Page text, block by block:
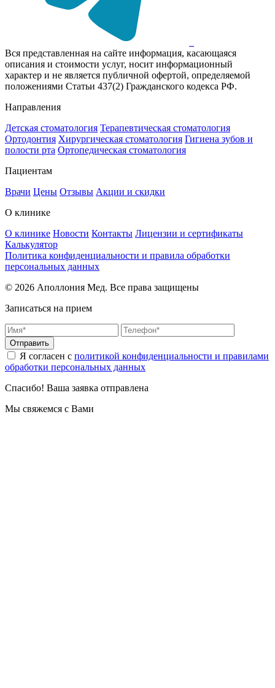
Вся представленная на сайте информация, касающаяся
описания и стоимости услуг, носит информационный
характер и не является публичной офертой, определяемой
положениями Статьи 437(2) Гражданского кодекса РФ.
Направления
Детская стоматология Терапевтическая стоматология
Ортодонтия Хирургическая стоматология Гигиена зубов и
полости рта Ортопедическая стоматология
Пациентам
Врачи Цены Отзывы Акции и скидки
О клинике
О клинике Новости Контакты Лицензии и сертификаты
Калькулятор
Политика конфиденциальности и правила обработки
персональных данных
© 2026 Аполлония Мед. Все права защищены
Записаться на прием
Отправить
Я согласен с политикой конфиденциальности и правилами
обработки персональных данных
Спасибо! Ваша заявка отправлена
Мы свяжемся с Вами